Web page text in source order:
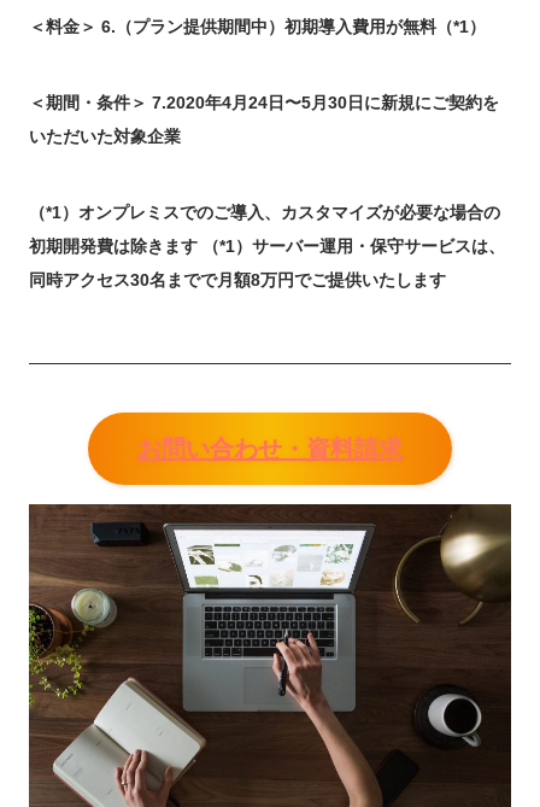
＜料金＞ 6.（プラン提供期間中）初期導入費用が無料 （*1）
＜期間・条件＞ 7.2020年4月24日〜5月30日に新規にご契約を
いただいた対象企業
（*1）オンプレミスでのご導入、カスタマイズが必要な場合の
初期開発費は除きます （*1）サーバー運用・保守サービスは、
同時アクセス30名までで月額8万円でご提供いたします
お問い合わせ・資料請求